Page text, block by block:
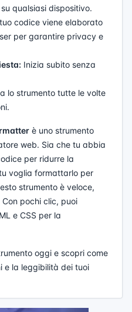
qualsiasi dispositivo.
codice viene elaborato
per garantire privacy e
Inizia subito senza
lo strumento tutte le volte
è uno strumento
web. Sia che tu abbia
per ridurre la
voglia formattarlo per
strumento è veloce,
pochi clic, puoi
e CSS per la
oggi e scopri come
e la leggibilità dei tuoi